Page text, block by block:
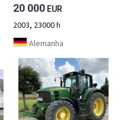
20 000 EUR
2003, 23000 h
Alemanha